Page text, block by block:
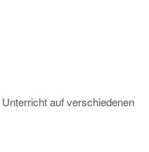
auf verschiedenen